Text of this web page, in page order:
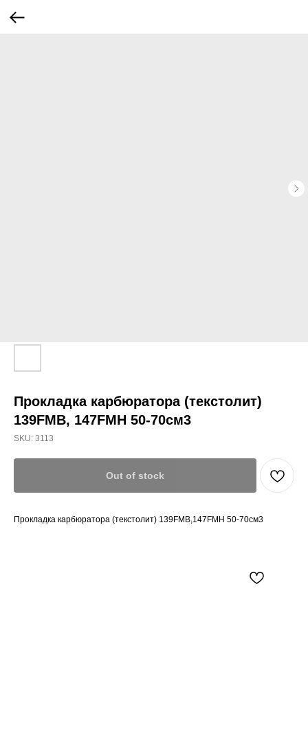
Прокладка карбюратора (текстолит)
139FMB, 147FMH 50-70см3
SKU: 3113
Out of stock
Прокладка карбюратора (текстолит) 139FMB,147FMH 50-70см3